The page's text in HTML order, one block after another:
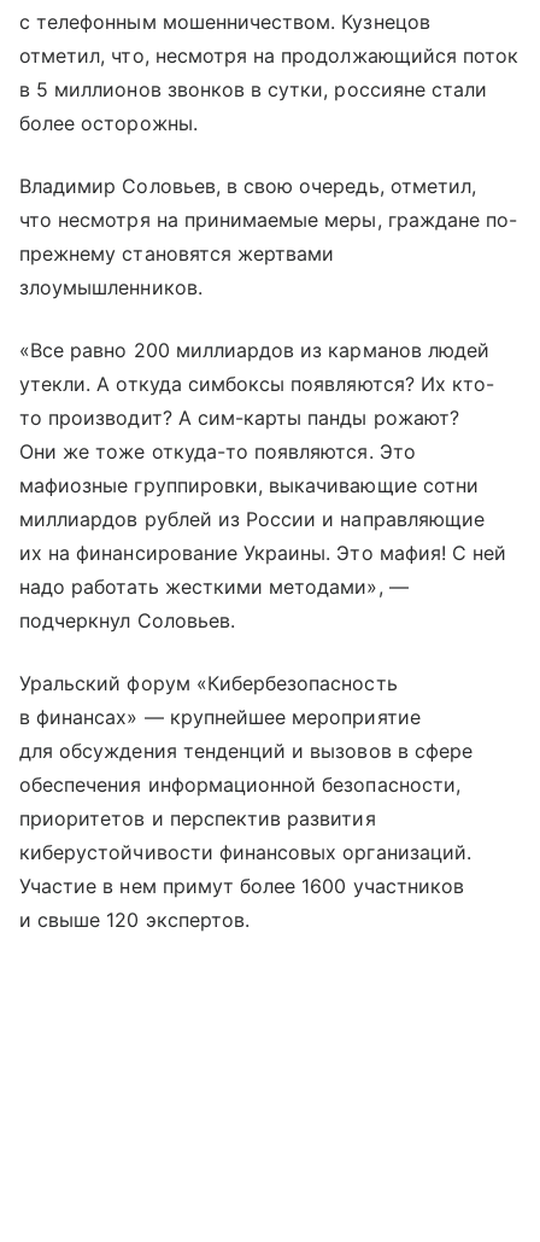
с телефонным мошенничеством. Кузнецов
отметил, что, несмотря на продолжающийся поток
в 5 миллионов звонков в сутки, россияне стали
более осторожны.
Владимир Соловьев, в свою очередь, отметил,
что несмотря на принимаемые меры, граждане по-
прежнему становятся жертвами
злоумышленников.
«Все равно 200 миллиардов из карманов людей
утекли. А откуда симбоксы появляются? Их кто-
то производит? А сим-карты панды рожают?
Они же тоже откуда-то появляются. Это
мафиозные группировки, выкачивающие сотни
миллиардов рублей из России и направляющие
их на финансирование Украины. Это мафия! С ней
надо работать жесткими методами», —
подчеркнул Соловьев.
Уральский форум «Кибербезопасность
в финансах» — крупнейшее мероприятие
для обсуждения тенденций и вызовов в сфере
обеспечения информационной безопасности,
приоритетов и перспектив развития
киберустойчивости финансовых организаций.
Участие в нем примут более 1600 участников
и свыше 120 экспертов.